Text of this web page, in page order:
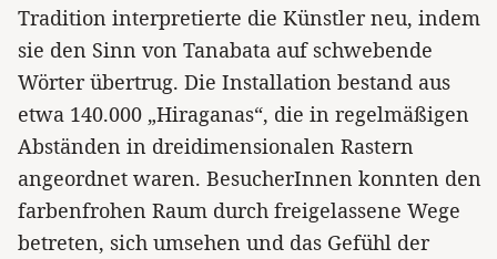
Tradition interpretierte die Künstler neu, indem
sie den Sinn von Tanabata auf schwebende
Wörter übertrug. Die Installation bestand aus
etwa 140.000 „Hiraganas“, die in regelmäßigen
Abständen in dreidimensionalen Rastern
angeordnet waren. BesucherInnen konnten den
farbenfrohen Raum durch freigelassene Wege
betreten, sich umsehen und das Gefühl der